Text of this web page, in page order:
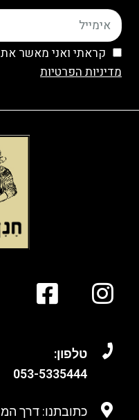
קראתי ואני מאשר את
מדיניות הפרטיות
טלפון:
053-5335444